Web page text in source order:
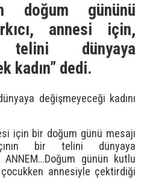
doğum gününü
annesi için,
telini dünyaya
kadın” dedi.
için bir doğum günü mesajı
bir telini dünyaya
günün kutlu
çocukken annesiyle çektirdiği